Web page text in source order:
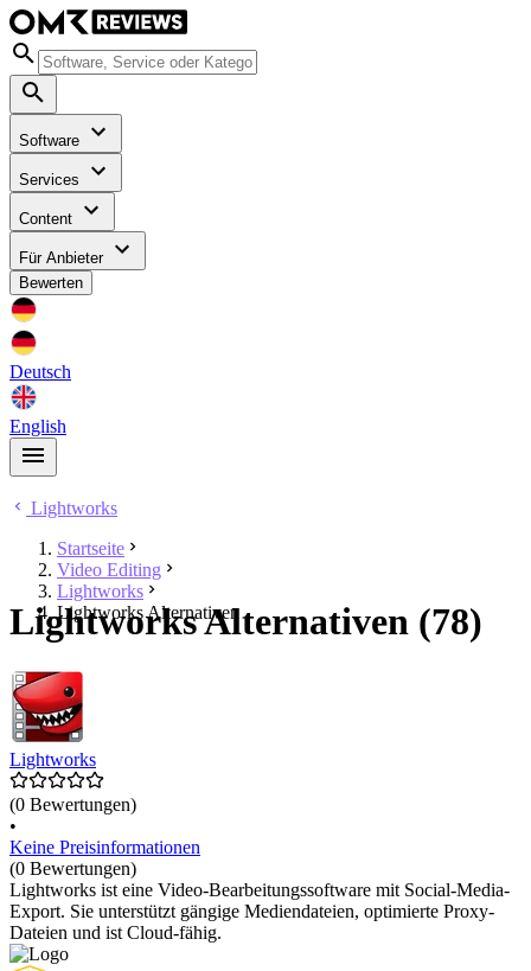
Software
Services
Content
Für Anbieter
Bewerten
Deutsch
English
Lightworks
Startseite
Video Editing
Lightworks
Lightworks Alternativen
Lightworks Alternativen (78)
Lightworks
(0 Bewertungen)
•
Keine Preisinformationen
(0 Bewertungen)
Lightworks ist eine Video-Bearbeitungssoftware mit Social-Media-
Export. Sie unterstützt gängige Mediendateien, optimierte Proxy-
Dateien und ist Cloud-fähig.